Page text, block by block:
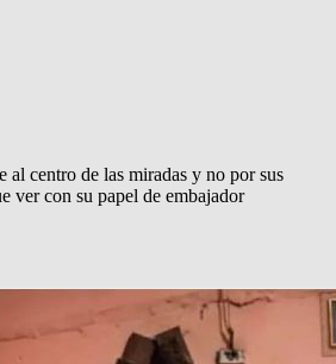
centro de las miradas y no por sus
ver con su papel de embajador